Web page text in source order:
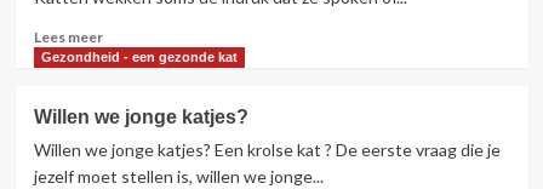
vreemde
voorwerpen
Lees meerLees
meer
katten
spoken
zien
Gezondheid - een gezonde kat
Willen we jonge katjes?
Willen we jonge katjes? Een krolse kat ? De eerste vraag die je
jezelf moet stellen is, willen we jonge...